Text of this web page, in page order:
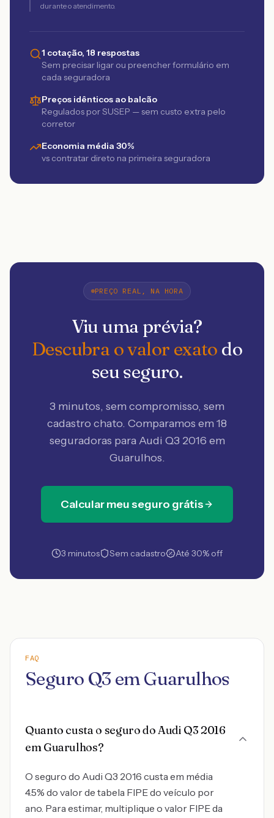
durante o atendimento.
1 cotação, 18 respostas
Sem precisar ligar ou preencher formulário em
cada seguradora
Preços idênticos ao balcão
Regulados por SUSEP — sem custo extra pelo
corretor
Economia média 30%
vs contratar direto na primeira seguradora
PREÇO REAL, NA HORA
Viu uma prévia?
Descubra o valor exato do
seu seguro.
3 minutos, sem compromisso, sem
cadastro chato. Comparamos em 18
seguradoras para Audi Q3 2016 em
Guarulhos.
Calcular meu seguro grátis
3 minutos Sem cadastro Até 30% off
FAQ
Seguro Q3 em Guarulhos
Quanto custa o seguro do Audi Q3 2016
em Guarulhos?
O seguro do Audi Q3 2016 custa em média
4.5% do valor de tabela FIPE do veículo por
ano. Para estimar, multiplique o valor FIPE da